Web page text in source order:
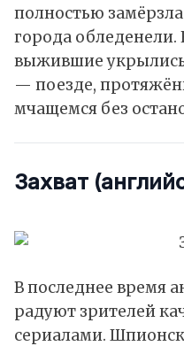
полностью
города
выжившие укрылись
— поезде,
мчащемся без
Захват
В последнее время
радуют зрителей
сериалами.